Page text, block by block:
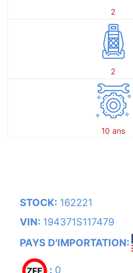
2
2
10 ans
STOCK: 162221
VIN: 194371S117479
PAYS D'IMPORTATION:
: 0